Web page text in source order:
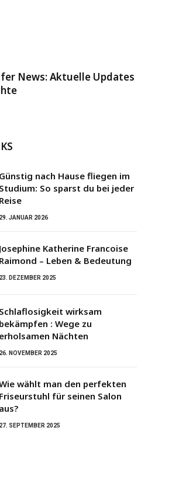
News: Aktuelle Updates
Günstig nach Hause fliegen im
Studium: So sparst du bei jeder
Reise
29. JANUAR 2026
Josephine Katherine Francoise
Raimond – Leben & Bedeutung
23. DEZEMBER 2025
Schlaflosigkeit wirksam
bekämpfen : Wege zu
erholsamen Nächten
26. NOVEMBER 2025
wählt man den perfekten
Friseurstuhl für seinen Salon
aus?
27. SEPTEMBER 2025